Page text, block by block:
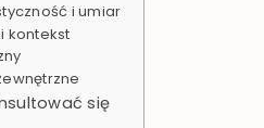
i umiar
kontekst
się